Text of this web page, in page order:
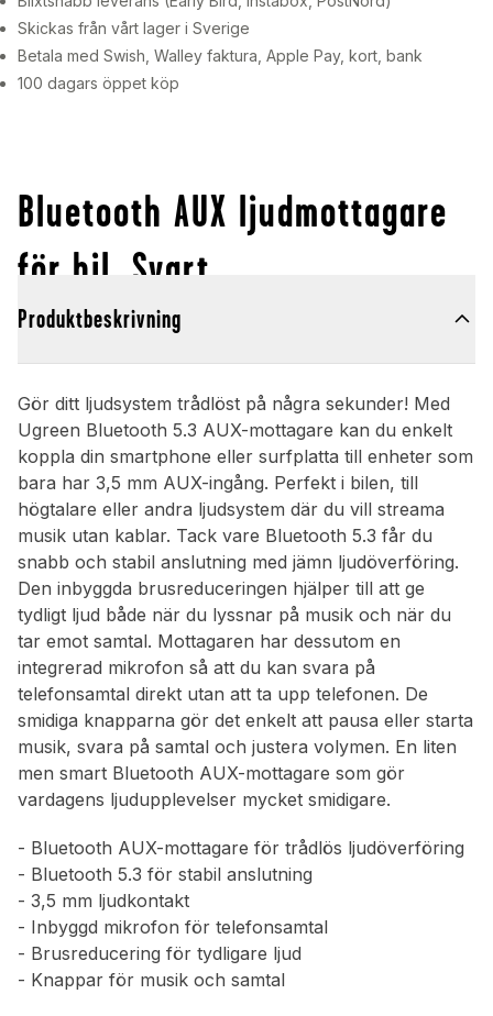
Skickas från vårt lager i Sverige
Betala med Swish, Walley faktura, Apple Pay, kort, bank
100 dagars öppet köp
Bluetooth AUX ljudmottagare
för bil, Svart
Produktbeskrivning
Gör ditt ljudsystem trådlöst på några sekunder! Med
Ugreen Bluetooth 5.3 AUX-mottagare kan du enkelt
koppla din smartphone eller surfplatta till enheter som
bara har 3,5 mm AUX-ingång. Perfekt i bilen, till
högtalare eller andra ljudsystem där du vill streama
musik utan kablar. Tack vare Bluetooth 5.3 får du
snabb och stabil anslutning med jämn ljudöverföring.
Den inbyggda brusreduceringen hjälper till att ge
tydligt ljud både när du lyssnar på musik och när du
tar emot samtal. Mottagaren har dessutom en
integrerad mikrofon så att du kan svara på
telefonsamtal direkt utan att ta upp telefonen. De
smidiga knapparna gör det enkelt att pausa eller starta
musik, svara på samtal och justera volymen. En liten
men smart Bluetooth AUX-mottagare som gör
vardagens ljudupplevelser mycket smidigare.
- Bluetooth AUX-mottagare för trådlös ljudöverföring
- Bluetooth 5.3 för stabil anslutning
- 3,5 mm ljudkontakt
- Inbyggd mikrofon för telefonsamtal
- Brusreducering för tydligare ljud
- Knappar för musik och samtal